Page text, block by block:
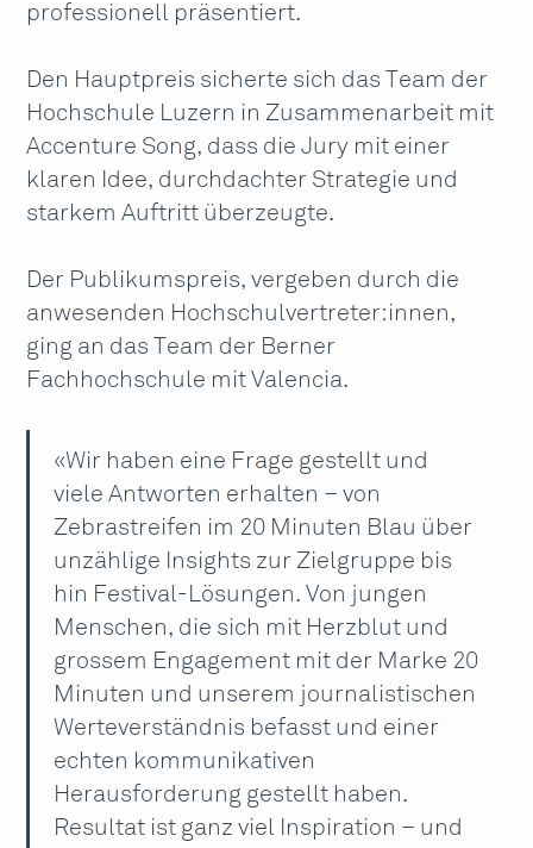
professionell präsentiert.
Den Hauptpreis sicherte sich das Team der
Hochschule Luzern in Zusammenarbeit mit
Accenture Song, dass die Jury mit einer
klaren Idee, durchdachter Strategie und
starkem Auftritt überzeugte.
Der Publikumspreis, vergeben durch die
anwesenden Hochschulvertreter:innen,
ging an das Team der Berner
Fachhochschule mit Valencia.
«Wir haben eine Frage gestellt und
viele Antworten erhalten – von
Zebrastreifen im 20 Minuten Blau über
unzählige Insights zur Zielgruppe bis
hin Festival-Lösungen. Von jungen
Menschen, die sich mit Herzblut und
grossem Engagement mit der Marke 20
Minuten und unserem journalistischen
Werteverständnis befasst und einer
echten kommunikativen
Herausforderung gestellt haben.
Resultat ist ganz viel Inspiration – und